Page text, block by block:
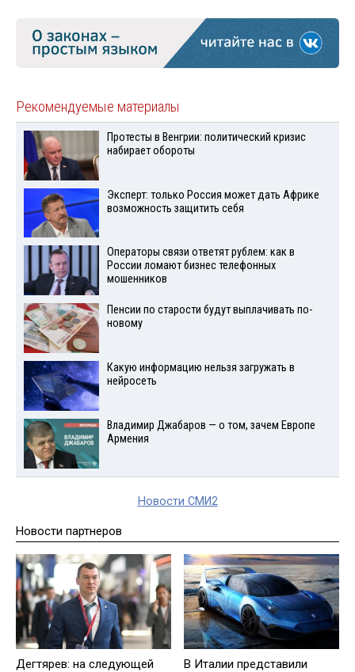
Рекомендуемые материалы
Протесты в Венгрии: политический кризис
набирает обороты
Эксперт: только Россия может дать Африке
возможность защитить себя
Операторы связи ответят рублем: как в
России ломают бизнес телефонных
мошенников
Пенсии по старости будут выплачивать по-
новому
Какую информацию нельзя загружать в
нейросеть
Владимир Джабаров — о том, зачем Европе
Армения
Новости СМИ2
Новости партнеров
Дегтярев: на следующей
В Италии представили